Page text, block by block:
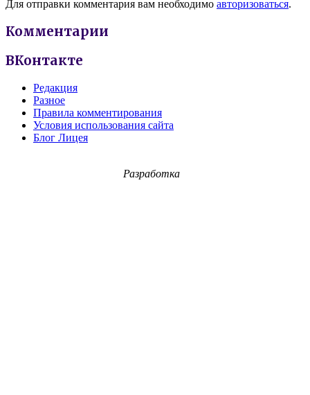
Для отправки комментария вам необходимо авторизоваться.
Комментарии
ВКонтакте
Редакция
Разное
Правила комментирования
Условия использования сайта
Блог Лицея
Разработка